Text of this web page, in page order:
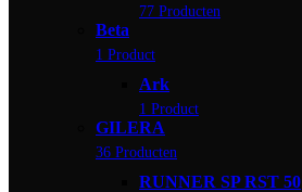
77 Producten
Beta
1 Product
Ark
1 Product
GILERA
36 Producten
RUNNER SP RST 50